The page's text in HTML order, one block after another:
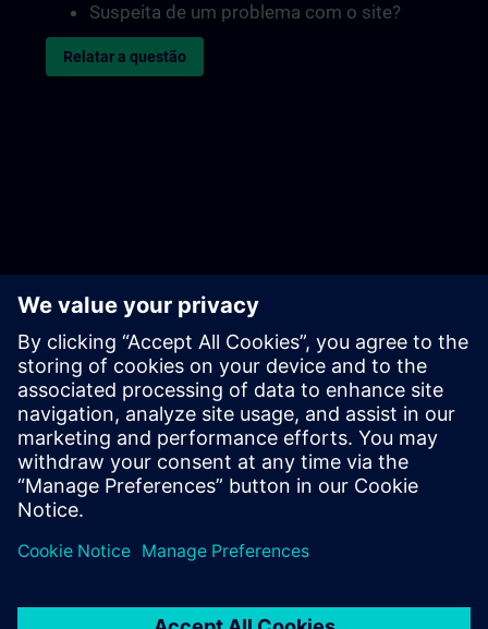
Suspeita de um problema com o site?
Relatar a questão